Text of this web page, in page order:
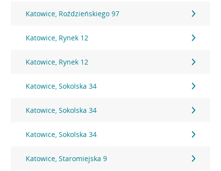
Katowice, Roździeńskiego 97
Katowice, Rynek 12
Katowice, Rynek 12
Katowice, Sokolska 34
Katowice, Sokolska 34
Katowice, Sokolska 34
Katowice, Staromiejska 9